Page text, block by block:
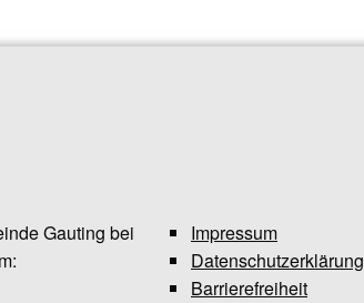
Gauting bei
Impressum
Datenschutzerklärung
Barrierefreiheit